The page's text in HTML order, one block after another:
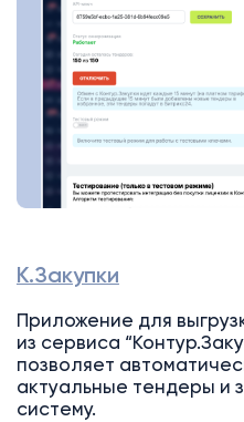
К.Закупки
Приложение для
из сервиса
позволяет
актуальные тендеры и
систему.